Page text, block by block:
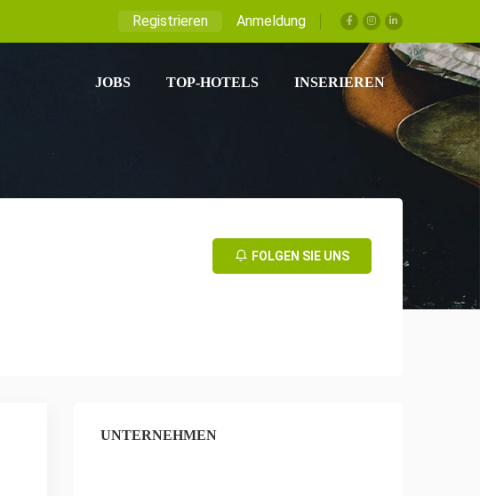
Registrieren Anmeldung
JOBS TOP-HOTELS INSERIEREN
FOLGEN SIE UNS
UNTERNEHMEN